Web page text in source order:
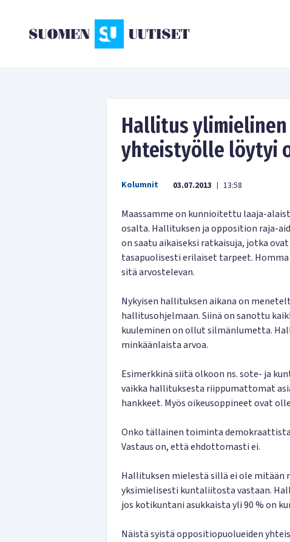
Hallitus
yhteistyölle löytyi
Kolumnit 03.07.2013 | 13:58
Maassamme on kunnioitettu laaja-
osalta. Hallituksen ja opposition raja-
on saatu aikaiseksi ratkaisuja, jotka
tasapuolisesti erilaiset tarpeet.
sitä arvostelevan.
Nykyisen hallituksen aikana on
hallitusohjelmaan. Siinä on sanottu
kuuleminen on ollut silmänlumetta.
minkäänlaista arvoa.
Esimerkkinä siitä olkoon ns. sote- ja
vaikka hallituksesta riippumattomat
hankkeet. Myös oikeusoppineet ovat
Onko tällainen toiminta
Vastaus on, että ehdottomasti ei.
Hallituksen mielestä sillä ei ole
yksimielisesti kuntaliitosta vastaan.
jos kotikuntani asukkaista yli 90 % on
Näistä syistä oppositiopuolueiden